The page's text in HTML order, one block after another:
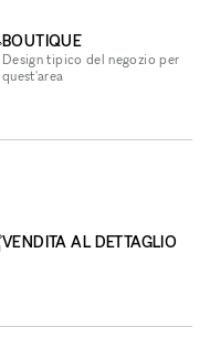
BOUTIQUE
Design tipico del negozio per
quest'area
VENDITA AL DETTAGLIO